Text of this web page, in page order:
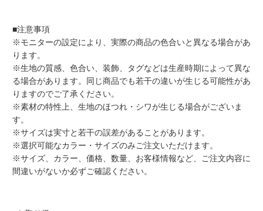
■注意事項
※モニターの設定により、実際の商品の色合いと異なる場合があ
ります。
※生地の質感、色合い、装飾、タグなどは生産時期によって異な
る場合があります。同じ商品でも若干の違いが生じる可能性があ
りますのでご了承ください。
※素材の特性上、生地のほつれ・シワが生じる場合がございま
す。
※サイズは実寸と若干の誤差があることがあります。
※選択可能なカラー・サイズのみご注文いただけます。
※サイズ、カラー、価格、数量、お客様情報など、ご注文内容に
間違いがないか必ずご確認ください。